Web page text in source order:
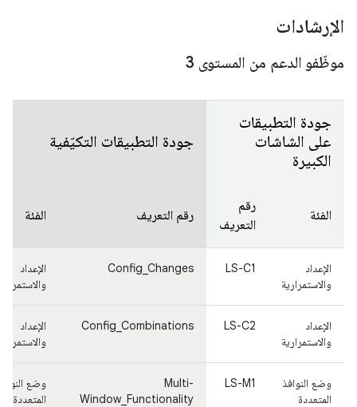
الإرشادات
موظّفو الدعم من المستوى 3
جودة التطبيقات
على الشاشات
الكبيرة
جودة التطبيقات التكيّفية
الفئة
رقم
التعريف
رقم التعريف الفئة
الإعداد
والاستمرارية
LS-C1
Config_Changes
الإعداد
الإعداد
والاستمرارية
LS-C2
Config_Combinations
الإعداد
وضع النوافذ
المتعددة
LS-M1
Multi-
Window_Functionality
وضع
المتعددة